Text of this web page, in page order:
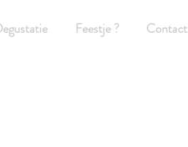
Feestje ? Contact